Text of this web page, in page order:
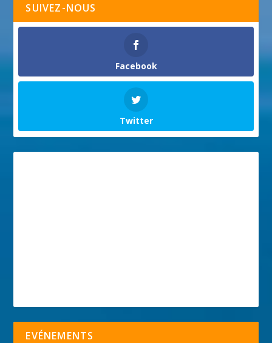
SUIVEZ-NOUS
Facebook
Twitter
EVÉNEMENTS